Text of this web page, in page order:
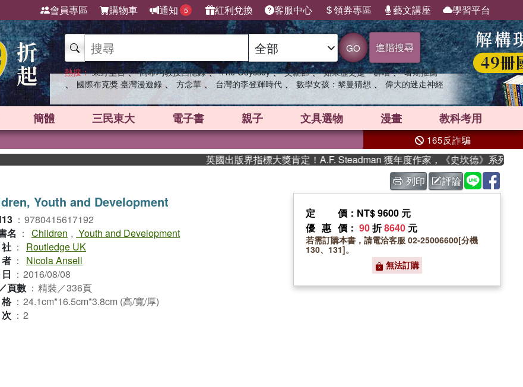
會員專區 購物車 通知 5 紅利兌換 客服中心 領券專區 藝文講座 學習平台
GO 進階搜尋
熱搜： 東野圭吾 、 高希均教授回憶錄 、 The Odyssey 、 父親節 、 如果歷史是一群喵 、 暑期推薦
、 國際布克獎 臺灣漫遊錄 、 方念華 、 台灣的李登輝時代 、 數學女孩：黎曼猜想 、 偉大的迷走神經
簡體 三民東大 電子書 親子 文具選物 漫畫 教科考用
165反詐騙
英國出版界指標大獎肯定！A.F. Steadman 獲年度作家，《史坎德》系列帶你踏
列印 評論
Youth and Development
： 9780415617192
名 ： Children , Youth and Development
：
Routledge UK
：
Nicola Ansell
： 2016/08/08
頁數 ： 精裝／336頁
： 24.1cm*16.5cm*3.8cm (高/寬/厚)
： 2
定價 ：NT$ 9600 元
優惠價 ： 90折8640 元
若需訂購本書，請電洽客服 02-25006600[分機
130、131]。
無法訂購